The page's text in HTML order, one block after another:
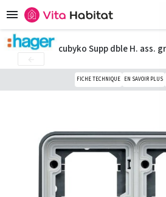

cubyko Supp dble H. ass.
FICHE TECHNIQUE EN SAVOIR PLUS